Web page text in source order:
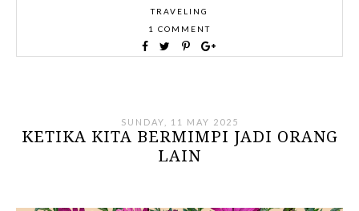
TRAVELING
1 COMMENT
SUNDAY, 11 MAY 2025
KETIKA KITA BERMIMPI JADI ORANG
LAIN